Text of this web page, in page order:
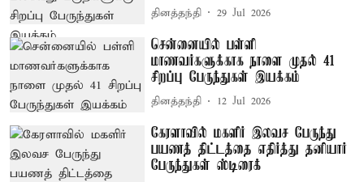
தினத்தந்தி 29 Jul 2026
சென்னையில் பள்ளி
மாணவர்களுக்காக நாளை முதல் 41
சிறப்பு பேருந்துகள் இயக்கம்
தினத்தந்தி 12 Jul 2026
கேரளாவில் மகளிர் இலவச பேருந்து
பயணத் திட்டத்தை எதிர்த்து தனியார்
பேருந்துகள் ஸ்டிரைக்